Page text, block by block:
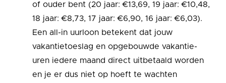
of ouder bent (20 jaar: €13,69, 19 jaar: €10,48,
18 jaar: €8,73, 17 jaar: €6,90, 16 jaar: €6,03).
Een all-in uurloon betekent dat jouw
vakantietoeslag en opgebouwde vakantie-
uren iedere maand direct uitbetaald worden
en je er dus niet op hoeft te wachten